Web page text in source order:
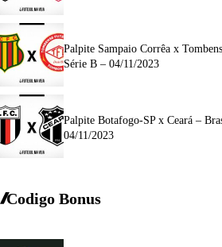
Palpite Sampaio Corrêa x
Série B – 04/11/2023
Palpite Botafogo-SP x Ceará –
04/11/2023
Codigo Bonus